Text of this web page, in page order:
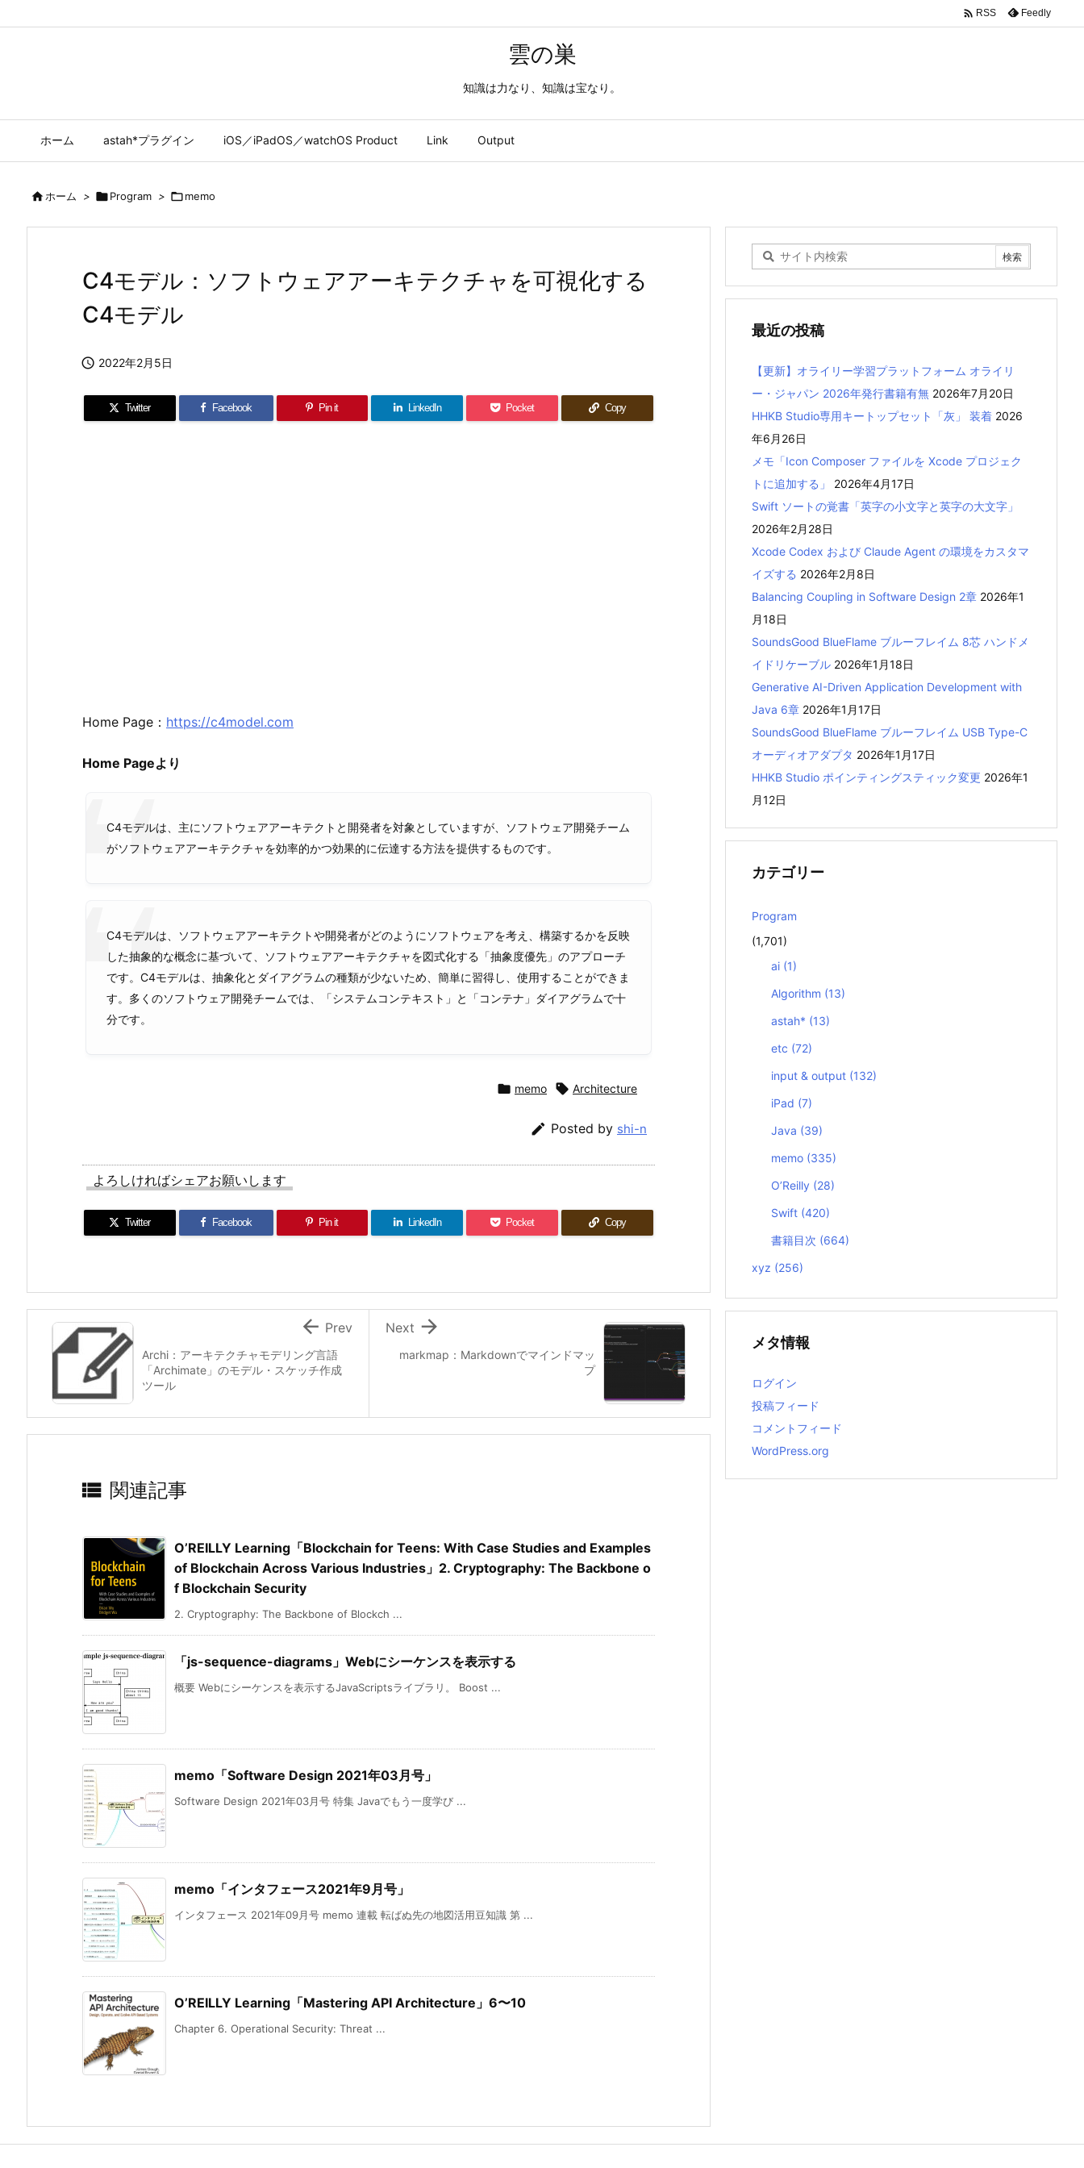
雲の巣
知識は力なり、知識は宝なり。
ホーム astah*プラグイン iOS／iPadOS／watchOS Product Link Output
 RSS Feedly
ホーム > Program > memo
C4モデル：ソフトウェアアーキテクチャを可視化する
C4モデル
 2022年2月5日
Twitter Facebook Pin it LinkedIn Pocket Copy
Home Page： https://c4model.com
Home Pageより
C4モデルは、主にソフトウェアアーキテクトと開発者を対象としていますが、ソフトウェア開発チーム
がソフトウェアアーキテクチャを効率的かつ効果的に伝達する方法を提供するものです。
C4モデルは、ソフトウェアアーキテクトや開発者がどのようにソフトウェアを考え、構築するかを反映
した抽象的な概念に基づいて、ソフトウェアアーキテクチャを図式化する「抽象度優先」のアプローチ
です。C4モデルは、抽象化とダイアグラムの種類が少ないため、簡単に習得し、使用することができま
す。多くのソフトウェア開発チームでは、「システムコンテキスト」と「コンテナ」ダイアグラムで十
分です。
 memo  Architecture
 Posted by shi-n
よろしければシェアお願いします
Twitter Facebook Pin it LinkedIn Pocket Copy
markmap：Markdownでマインドマッ
プ

Next
Archi：アーキテクチャモデリング言語
「Archimate」のモデル・スケッチ作成
ツール
 Prev
 関連記事
O’REILLY Learning「Blockchain for Teens: With Case Studies and Examples
of Blockchain Across Various Industries」2. Cryptography: The Backbone o
f Blockchain Security
2. Cryptography: The Backbone of Blockch ...
「js-sequence-diagrams」Webにシーケンスを表示する
概要 Webにシーケンスを表示するJavaScriptsライブラリ。 Boost ...
memo「Software Design 2021年03月号」
Software Design 2021年03月号 特集 Javaでもう一度学び ...
memo「インタフェース2021年9月号」
インタフェース 2021年09月号 memo 連載 転ばぬ先の地図活用豆知識 第 ...
O’REILLY Learning「Mastering API Architecture」6〜10
Chapter 6. Operational Security: Threat ...
最近の投稿
【更新】オライリー学習プラットフォーム オライリ
ー・ジャパン 2026年発行書籍有無 2026年7月20日
HHKB Studio専用キートップセット「灰」 装着 2026
年6月26日
メモ「Icon Composer ファイルを Xcode プロジェク
トに追加する」
2026年4月17日
Swift ソートの覚書「英字の小文字と英字の大文字」
2026年2月28日
Xcode Codex および Claude Agent の環境をカスタマ
イズする 2026年2月8日
Balancing Coupling in Software Design 2章 2026年1
月18日
SoundsGood BlueFlame ブルーフレイム 8芯 ハンドメ
イドリケーブル 2026年1月18日
Generative AI-Driven Application Development with
Java 6章 2026年1月17日
SoundsGood BlueFlame ブルーフレイム USB Type-C
オーディオアダプタ 2026年1月17日
HHKB Studio ポインティングスティック変更 2026年1
月12日
カテゴリー
Program
(1,701)
ai (1)
Algorithm (13)
astah* (13)
etc (72)
input & output (132)
iPad (7)
Java (39)
memo (335)
O’Reilly (28)
Swift (420)
書籍目次 (664)
xyz (256)
メタ情報
ログイン
投稿フィード
コメントフィード
WordPress.org